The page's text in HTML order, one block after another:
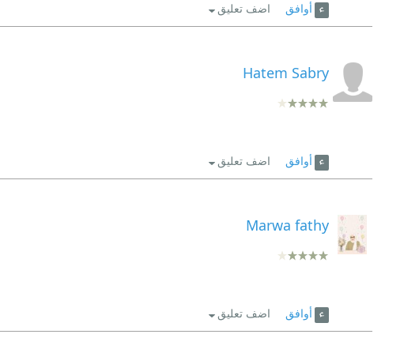
أوافق اضف تعليق
Hatem Sabry
أوافق اضف تعليق
Marwa fathy
أوافق اضف تعليق